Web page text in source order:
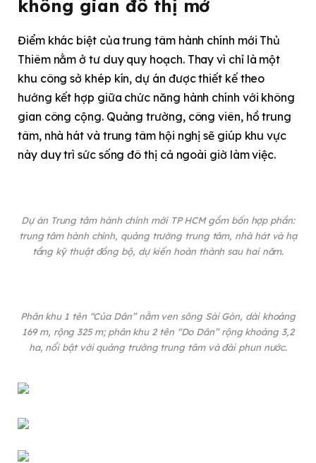
không gian đô thị mở
Điểm khác biệt của trung tâm hành chính mới Thủ
Thiêm nằm ở tư duy quy hoạch. Thay vì chỉ là một
khu công sở khép kín, dự án được thiết kế theo
hướng kết hợp giữa chức năng hành chính với không
gian công cộng. Quảng trường, công viên, hồ trung
tâm, nhà hát và trung tâm hội nghị sẽ giúp khu vực
này duy trì sức sống đô thị cả ngoài giờ làm việc.
Dự án Trung tâm hành chính mới TP HCM gồm bốn hợp phần:
trung tâm hành chính, quảng trường trung tâm, nhà hát và hạ
tầng kỹ thuật đồng bộ, dự kiến hoàn thành sau hai năm.
Phân khu 1 tên “Của Dân” nằm ven sông Sài Gòn, dài khoảng
169 m, rộng 325 m; phân khu 2 tên “Do Dân” rộng khoảng 3,2
ha, nổi bật với quảng trường trung tâm và đài phun nước.